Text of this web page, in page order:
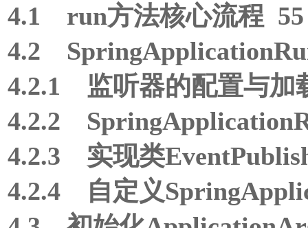
4.1 run方法核心流程 55
4.2
4.2.1 监听器的配置与加
4.2.2
4.2.3 实现类
4.2.4 自定义